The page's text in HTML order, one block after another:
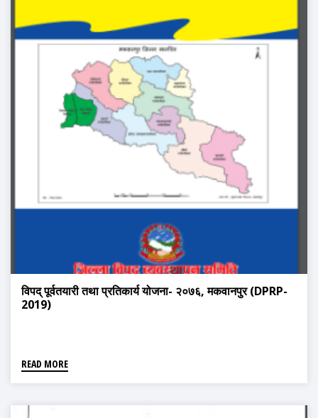
विपद् पूर्वतयारी तथा प्रतिकार्य योजना- २०७६, मकवानपुर (DPRP-
2019)
READ MORE